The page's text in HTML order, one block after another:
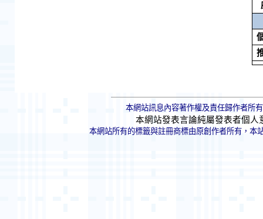
本網站訊息內容著作權及責任歸作者所
本網站發表言論純屬發表者個人
本網站所有的標籤與註冊商標由原創作者所有，本